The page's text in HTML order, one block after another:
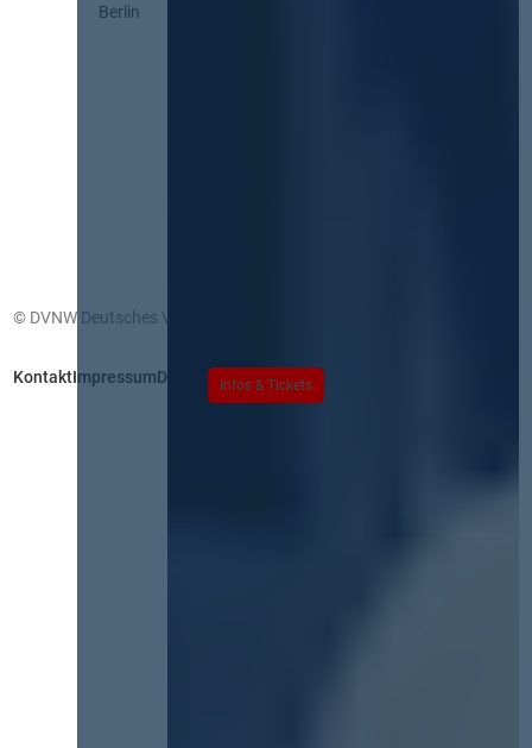
Infos & Tickets
Berlin
© DVNW Deutsches Vergabenetzwerk GmbH
KontaktImpressumDatenschutz